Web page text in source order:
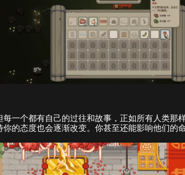
每一个都有自己的过往和故事，正如所有人类那
的态度也会逐渐改变。你甚至还能影响他们的命